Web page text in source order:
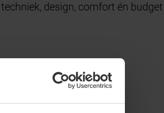
design, comfort én